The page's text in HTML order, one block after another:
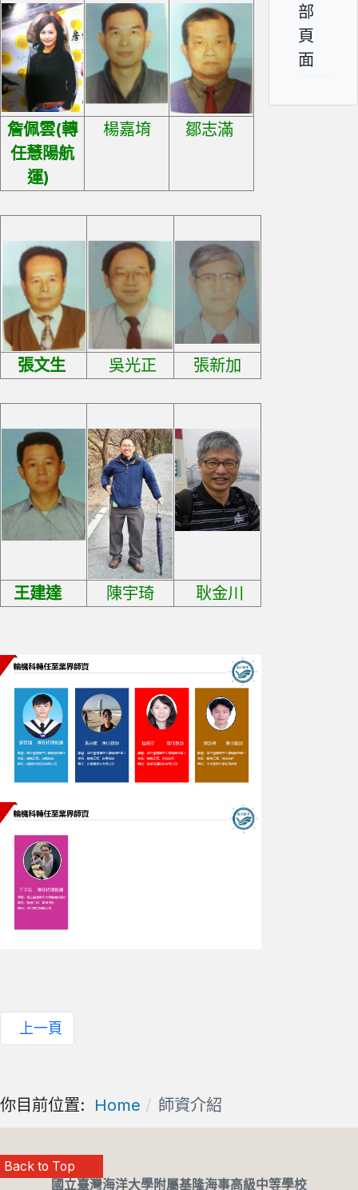
部
頁
面
詹佩雲(轉
任慧陽航
運)
楊嘉堉 鄒志滿
張文生 吳光正 張新加
王建達 陳宇琦 耿金川
上一頁
你目前位置: Home 師資介紹
Back to Top
國立臺灣海洋大學附屬基隆海事高級中等學校